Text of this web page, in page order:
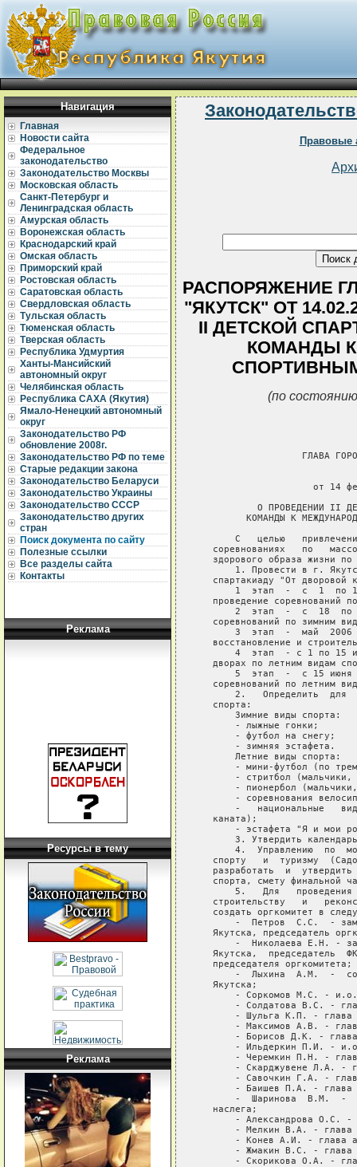
Навигация
Главная
Новости сайта
Федеральное
законодательство
Законодательство Москвы
Московская область
Санкт-Петербург и
Ленинградская область
Амурская область
Воронежская область
Краснодарский край
Омская область
Приморский край
Ростовская область
Саратовская область
Свердловская область
Тульская область
Тюменская область
Тверская область
Республика Удмуртия
Ханты-Мансийский
автономный округ
Челябинская область
Республика САХА (Якутия)
Ямало-Ненецкий автономный
округ
Законодательство РФ
обновление 2008г.
Законодательство РФ по теме
Старые редакции закона
Законодательство Беларуси
Законодательство Украины
Законодательство СССР
Законодательство других
стран
Поиск документа по сайту
Полезные ссылки
Все разделы сайта
Контакты
Реклама
Ресурсы в тему
Реклама
Правовые
РАСПОРЯЖЕНИЕ
"ЯКУТСК" ОТ
II ДЕТСКОЙ
КОМАНДЫ
(по